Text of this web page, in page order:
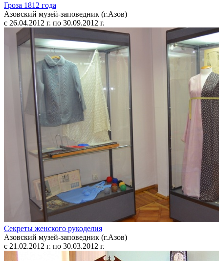
Гроза 1812 года
Азовский музей-заповедник (г.Азов)
с 26.04.2012 г. по 30.09.2012 г.
Секреты женского рукоделия
Азовский музей-заповедник (г.Азов)
с 21.02.2012 г. по 30.03.2012 г.